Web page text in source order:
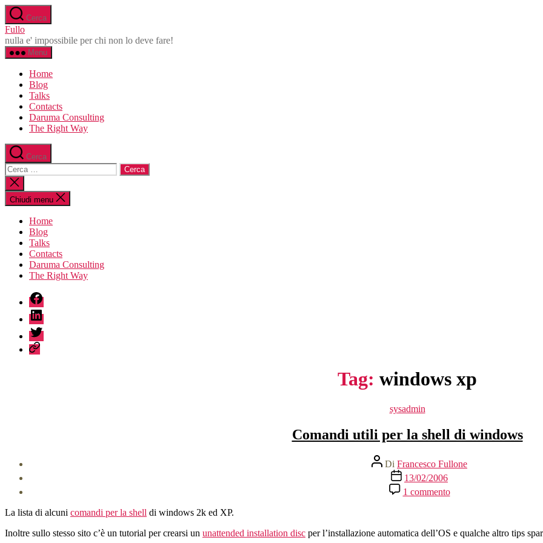
Salta
al
contenuto
Cerca
Fullo
nulla e' impossibile per chi non lo deve fare!
Menu
Home
Blog
Talks
Contacts
Daruma Consulting
The Right Way
Cerca
Cerca:
Chiudi
la
ricerca
Chiudi menu
Home
Blog
Talks
Contacts
Daruma Consulting
The Right Way
fb
linkedin
twitter
sessionize
Tag: windows xp
Categorie
sysadmin
Comandi utili per la shell di windows
Autore
articolo
Di Francesco Fullone
Data
dell'articolo
13/02/2006
1 commentosu
Comandi
la
La lista di alcuni comandi per la shell di windows 2k ed XP.
Inoltre sullo stesso sito c’è un tutorial per crearsi un unattended installation disc per l’installazione automatica dell’OS e qualche altro tips